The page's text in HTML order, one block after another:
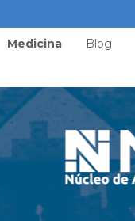
Medicina Blog